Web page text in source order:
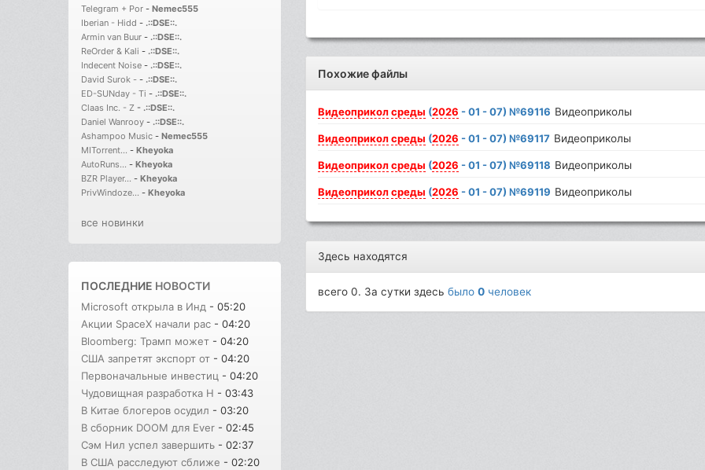
Telegram + Por - Nemec555
Iberian - Hidd - .::DSE::.
Armin van Buur - .::DSE::.
ReOrder & Kali - .::DSE::.
Indecent Noise - .::DSE::.
David Surok - - .::DSE::.
ED-SUNday - Ti - .::DSE::.
Claas Inc. - Z - .::DSE::.
Daniel Wanrooy - .::DSE::.
Ashampoo Music - Nemec555
MITorrent... - Kheyoka
AutoRuns... - Kheyoka
BZR Player... - Kheyoka
PrivWindoze... - Kheyoka
все новинки
ПОСЛЕДНИЕ НОВОСТИ
Microsoft открыла в Инд - 05:20
Акции SpaceX начали рас - 04:20
Bloomberg: Трамп может - 04:20
США запретят экспорт от - 04:20
Первоначальные инвестиц - 04:20
Чудовищная разработка H - 03:43
В Китае блогеров осудил - 03:20
В сборник DOOM для Ever - 02:45
Сэм Нил успел завершить - 02:37
В США расследуют сближе - 02:20
Похожие файлы
Видеоприколсреды (2026 - 01 - 07) №69116 Видеоприколы
Видеоприколсреды (2026 - 01 - 07) №69117 Видеоприколы
Видеоприколсреды (2026 - 01 - 07) №69118 Видеоприколы
Видеоприколсреды (2026 - 01 - 07) №69119 Видеоприколы
Здесь находятся
всего 0. За сутки здесьбыло0 человек